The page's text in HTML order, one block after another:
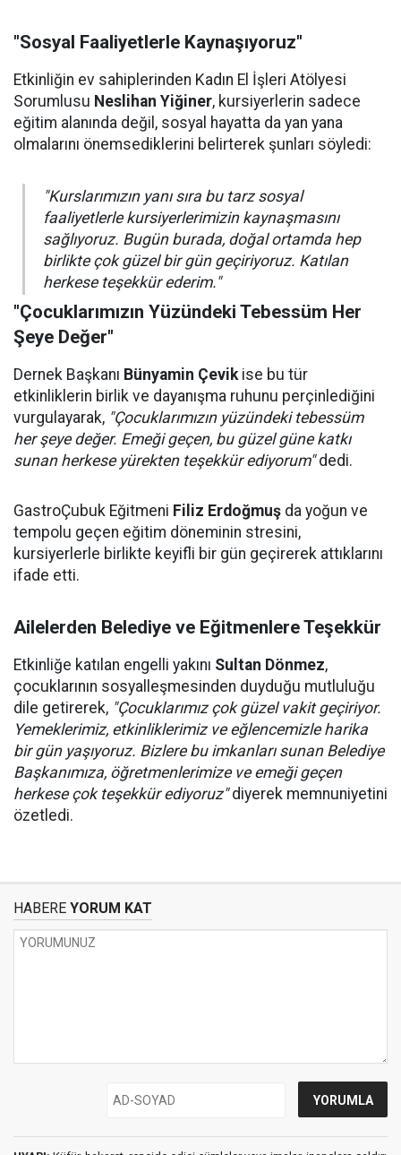
"Sosyal Faaliyetlerle Kaynaşıyoruz"
Etkinliğin ev sahiplerinden Kadın El İşleri Atölyesi
Sorumlusu Neslihan Yiğiner, kursiyerlerin sadece
eğitim alanında değil, sosyal hayatta da yan yana
olmalarını önemsediklerini belirterek şunları söyledi:
"Kurslarımızın yanı sıra bu tarz sosyal
faaliyetlerle kursiyerlerimizin kaynaşmasını
sağlıyoruz. Bugün burada, doğal ortamda hep
birlikte çok güzel bir gün geçiriyoruz. Katılan
herkese teşekkür ederim."
"Çocuklarımızın Yüzündeki Tebessüm Her
Şeye Değer"
Dernek Başkanı Bünyamin Çevikise bu tür
etkinliklerin birlik ve dayanışma ruhunu perçinlediğini
vurgulayarak, "Çocuklarımızın yüzündeki tebessüm
her şeye değer. Emeği geçen, bu güzel güne katkı
sunan herkese yürekten teşekkür ediyorum"dedi.
GastroÇubuk Eğitmeni Filiz Erdoğmuş da yoğun ve
tempolu geçen eğitim döneminin stresini,
kursiyerlerle birlikte keyifli bir gün geçirerek attıklarını
ifade etti.
Ailelerden Belediye ve Eğitmenlere Teşekkür
Etkinliğe katılan engelli yakını Sultan Dönmez,
çocuklarının sosyalleşmesinden duyduğu mutluluğu
dile getirerek, "Çocuklarımız çok güzel vakit geçiriyor.
Yemeklerimiz, etkinliklerimiz ve eğlencemizle harika
bir gün yaşıyoruz. Bizlere bu imkanları sunan Belediye
Başkanımıza, öğretmenlerimize ve emeği geçen
herkese çok teşekkür ediyoruz"diyerek memnuniyetini
özetledi.
HABERE YORUM KAT